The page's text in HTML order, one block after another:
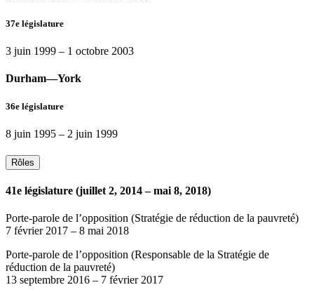
37e législature
3 juin 1999 – 1 octobre 2003
Durham—York
36e législature
8 juin 1995 – 2 juin 1999
Rôles
41e législature (juillet 2, 2014 – mai 8, 2018)
Porte-parole de l’opposition (Stratégie de réduction de la pauvreté)
7 février 2017 – 8 mai 2018
Porte-parole de l’opposition (Responsable de la Stratégie de
réduction de la pauvreté)
13 septembre 2016 – 7 février 2017